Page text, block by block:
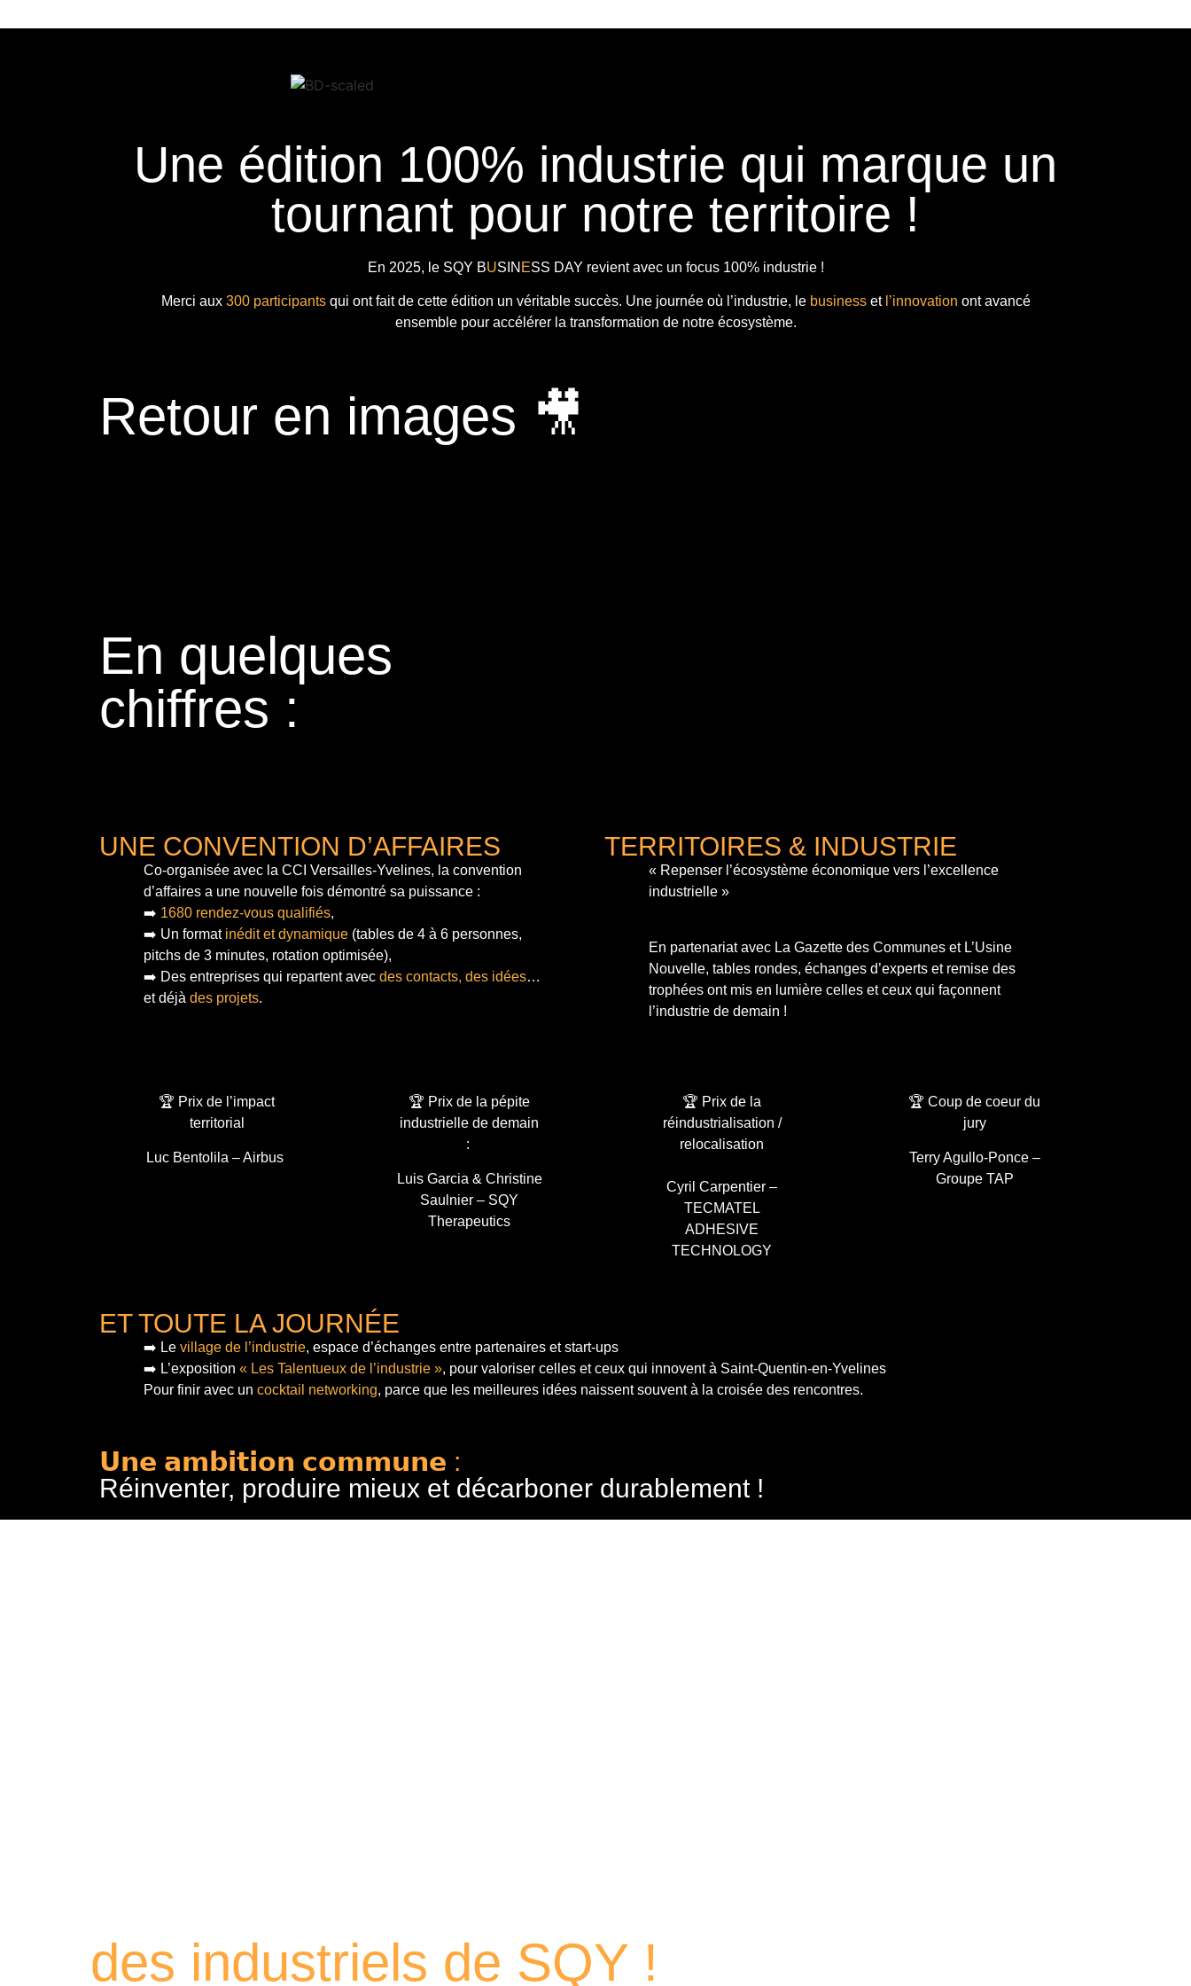
Une édition 100% industrie qui marque un
tournant pour notre territoire !
En 2025, le SQY BUSIN ESS DAY revient avec un focus 100% industrie !
Merci aux 300 participantsqui ont fait de cette édition un véritable succès. Une journée où l’industrie, le businesset l’innovation ont avancé
ensemble pour accélérer la transformation de notre écosystème.
Retour en images 🎥
En quelques
chiffres :
UNE CONVENTION D’AFFAIRES
Co-organisée avec la CCI Versailles-Yvelines, la convention
d’affaires a une nouvelle fois démontré sa puissance :
➡️ 1680 rendez-vous qualifiés,
➡️ Un format inédit et dynamique (tables de 4 à 6 personnes,
pitchs de 3 minutes, rotation optimisée),
➡️ Des entreprises qui repartent avec des contacts, des idées…
et déjà des projets.
TERRITOIRES & INDUSTRIE
« Repenser l’écosystème économique vers l’excellence
industrielle »
En partenariat avec La Gazette des Communes et L’Usine
Nouvelle, tables rondes, échanges d’experts et remise des
trophées ont mis en lumière celles et ceux qui façonnent
l’industrie de demain !
🏆 Prix de l’impact
territorial
Luc Bentolila – Airbus
🏆 Prix de la pépite
industrielle de demain
:
Luis Garcia & Christine
Saulnier – SQY
Therapeutics
🏆 Prix de la
réindustrialisation /
relocalisation
Cyril Carpentier –
TECMATEL
ADHESIVE
TECHNOLOGY
🏆 Coup de coeur du
jury
Terry Agullo-Ponce –
Groupe TAP
ET TOUTE LA JOURNÉE
➡️ Le village de l’industrie, espace d’échanges entre partenaires et start-ups
➡️ L’exposition « Les Talentueux de l’industrie », pour valoriser celles et ceux qui innovent à Saint-Quentin-en-Yvelines
Pour finir avec un cocktail networking, parce que les meilleures idées naissent souvent à la croisée des rencontres.
𝗨𝗻𝗲 𝗮𝗺𝗯𝗶𝘁𝗶𝗼𝗻 𝗰𝗼𝗺𝗺𝘂𝗻𝗲 :
Réinventer, produire mieux et décarboner durablement !
des industriels de SQY !